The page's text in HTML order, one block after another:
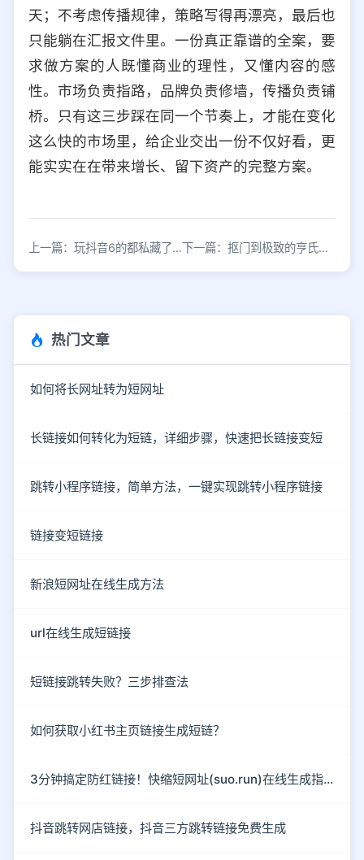
天；不考虑传播规律，策略写得再漂亮，最后也
只能躺在汇报文件里。一份真正靠谱的全案，要
求做方案的人既懂商业的理性，又懂内容的感
性。市场负责指路，品牌负责修墙，传播负责铺
桥。只有这三步踩在同一个节奏上，才能在变化
这么快的市场里，给企业交出一份不仅好看，更
能实实在在带来增长、留下资产的完整方案。
上一篇：玩抖音6的都私藏了！超详细的抖音运营全攻略 下一篇：抠门到极致的亨氏，如何把一瓶番茄酱卖火150年？
热门文章
如何将长网址转为短网址
长链接如何转化为短链，详细步骤，快速把长链接变短
跳转小程序链接，简单方法，一键实现跳转小程序链接
链接变短链接
新浪短网址在线生成方法
url在线生成短链接
短链接跳转失败？三步排查法
如何获取小红书主页链接生成短链？
3分钟搞定防红链接！快缩短网址(suo.run)在线生成指南
抖音跳转网店链接，抖音三方跳转链接免费生成